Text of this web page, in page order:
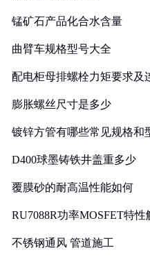
锰矿石产品化合水含量
曲臂车规格型号大全
配电柜母排螺栓力矩要求及
膨胀螺丝尺寸是多少
镀锌方管有哪些常见规格和
D400球墨铸铁井盖重多少
覆膜砂的耐高温性能如何
RU7088R功率MOSFET特
不锈钢通风 管道施工